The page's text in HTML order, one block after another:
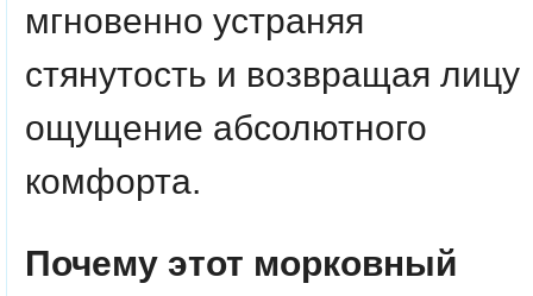
мгновенно устраняя
стянутость и возвращая лицу
ощущение абсолютного
комфорта.
Почему этот морковный